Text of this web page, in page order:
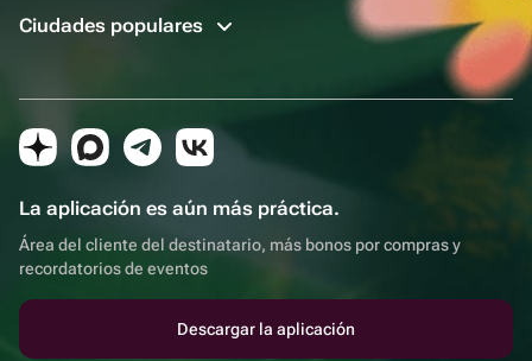
Ciudades populares
La aplicación es aún más práctica.
Área del cliente del destinatario, más bonos por compras y
recordatorios de eventos
Descargar la aplicación